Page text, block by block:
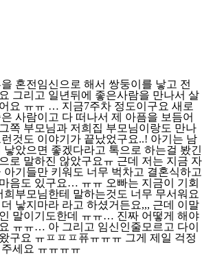
혼전임신으로 해서 쌍둥이를 낳고 전
그리고 일년뒤에 좋은사람을 만나서 살
요 ㅠㅠ … 지금7주차 정도이구요 새로
사람이고 다 떠나서 제 아픔을 보듬어
쪽 부모님과 저희집 부모님이랑도 만나
것도 이야기가 끝났었구요..! 아기는 남
낳았으면 좋겠다라고 톡으로 하는걸 봤긴
로 말하진 않았구요ㅠ 근데 저는 지금 자
아기들만 키워도 너무 벅차고 결혼식하고
음도 있구요… ㅠㅠ 오빠는 지금이 기회
희부모님한테 말하는것도 너무 무서워요
낳지마라 라고 하셨거든요,,, 근데 이말
말이기도한데 ㅠㅠ… 진짜 어떻게 해야
ㅠㅠ… 아 그리고 임신인줄모르고 다이
구요 ㅠㅍㅍㅍ퓨ㅠㅠㅠ 그게 제일 걱정
세요 ㅠㅠㅠㅠ